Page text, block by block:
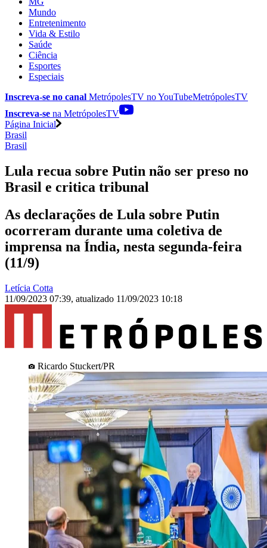
Mundo
Entretenimento
Vida & Estilo
Saúde
Ciência
Esportes
Especiais
Inscreva-se no canal MetrópolesTV noYouTubeMetrópolesTV
Inscreva-se na MetrópolesTV
Página Inicial
Brasil
Brasil
Lula recua sobre Putin não ser preso no
Brasil e critica tribunal
As declarações de Lula sobre Putin
ocorreram durante uma coletiva de
imprensa na Índia, nesta segunda-feira
(11/9)
Letícia Cotta
11/09/2023 07:39, atualizado 11/09/2023 10:18
Ricardo Stuckert/PR